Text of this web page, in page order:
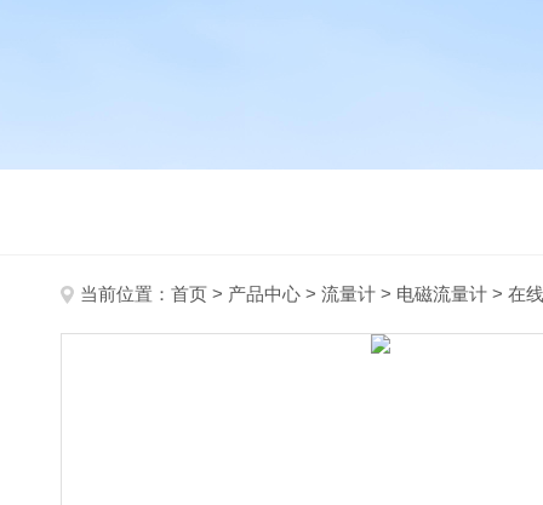
当前位置： 首页 > 产品中心 > 流量计 > 电磁流量计 > 在